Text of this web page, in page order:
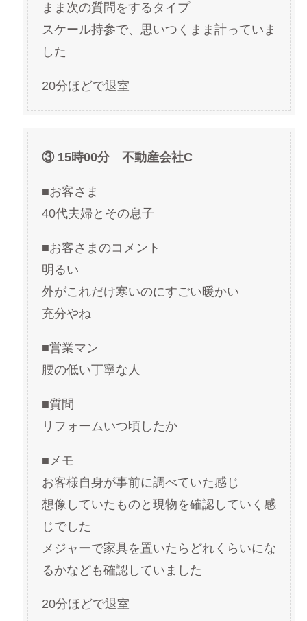
まま次の質問をするタイプ
スケール持参で、思いつくまま計っていま
した
20分ほどで退室
③ 15時00分 不動産会社C
■お客さま
40代夫婦とその息子
■お客さまのコメント
明るい
外がこれだけ寒いのにすごい暖かい
充分やね
■営業マン
腰の低い丁寧な人
■質問
リフォームいつ頃したか
■メモ
お客様自身が事前に調べていた感じ
想像していたものと現物を確認していく感
じでした
メジャーで家具を置いたらどれくらいにな
るかなども確認していました
20分ほどで退室